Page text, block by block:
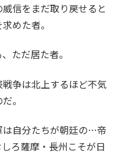
信をまだ取り戻せると
めた者。
ただ居た者。
争は北上するほど不気
。
は自分たちが朝廷の…帝
ろ薩摩・長州こそが日